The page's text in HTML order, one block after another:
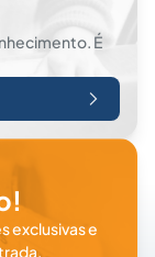
É
exclusivas e